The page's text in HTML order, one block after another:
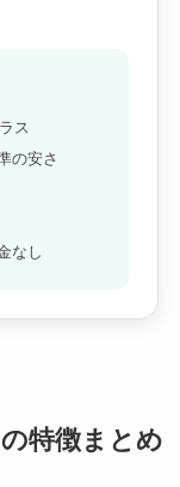
ス
の安さ
なし
特徴まとめ